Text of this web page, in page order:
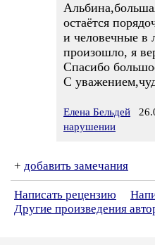
остаётся
и человечные в
произошло, я
Спасибо
С
Елена Бельдей
нарушении
+ добавить замечания
Написать рецензию
Другие произведения